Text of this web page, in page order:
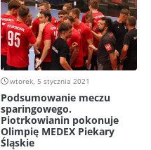
wtorek, 5 stycznia 2021
Podsumowanie meczu
sparingowego.
Piotrkowianin pokonuje
Olimpię MEDEX Piekary
Śląskie